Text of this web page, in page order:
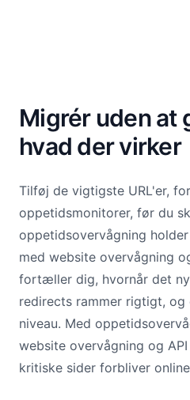
Migrér uden at
hvad der virker
Tilføj de vigtigste URL'er,
oppetidsmonitorer, før du
oppetidsovervågning
med website overvågning
fortæller dig, hvornår det
redirects rammer rigtigt,
niveau. Med
website overvågning og
kritiske sider forbliver